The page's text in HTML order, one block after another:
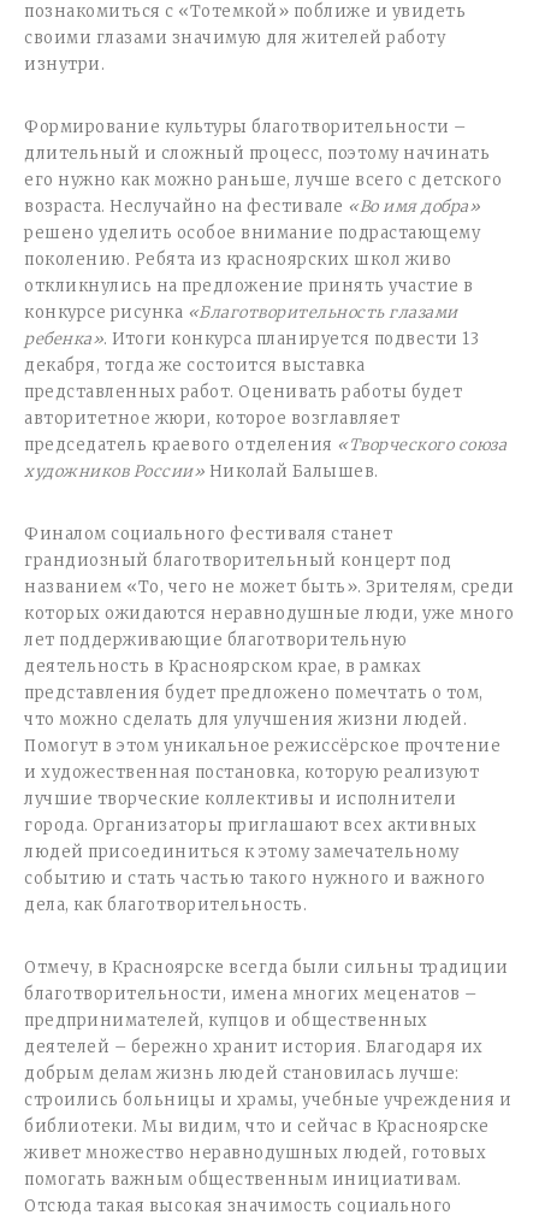
познакомиться с «Тотемкой» поближе и увидеть
своими глазами значимую для жителей работу
изнутри.
Формирование культуры благотворительности –
длительный и сложный процесс, поэтому начинать
его нужно как можно раньше, лучше всего с детского
возраста. Неслучайно на фестивале «Во имя добра»
решено уделить особое внимание подрастающему
поколению. Ребята из красноярских школ живо
откликнулись на предложение принять участие в
конкурсе рисунка «Благотворительность глазами
ребенка». Итоги конкурса планируется подвести 13
декабря, тогда же состоится выставка
представленных работ. Оценивать работы будет
авторитетное жюри, которое возглавляет
председатель краевого отделения «Творческого союза
художников России» Николай Балышев.
Финалом социального фестиваля станет
грандиозный благотворительный концерт под
названием «То, чего не может быть». Зрителям, среди
которых ожидаются неравнодушные люди, уже много
лет поддерживающие благотворительную
деятельность в Красноярском крае, в рамках
представления будет предложено помечтать о том,
что можно сделать для улучшения жизни людей.
Помогут в этом уникальное режиссёрское прочтение
и художественная постановка, которую реализуют
лучшие творческие коллективы и исполнители
города. Организаторы приглашают всех активных
людей присоединиться к этому замечательному
событию и стать частью такого нужного и важного
дела, как благотворительность.
Отмечу, в Красноярске всегда были сильны традиции
благотворительности, имена многих меценатов –
предпринимателей, купцов и общественных
деятелей – бережно хранит история. Благодаря их
добрым делам жизнь людей становилась лучше:
строились больницы и храмы, учебные учреждения и
библиотеки. Мы видим, что и сейчас в Красноярске
живет множество неравнодушных людей, готовых
помогать важным общественным инициативам.
Отсюда такая высокая значимость социального